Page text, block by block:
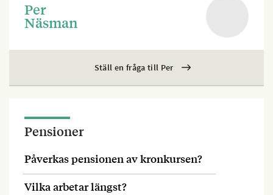
Per
Näsman
Ställ en fråga till Per
Pensioner
Påverkas pensionen av kronkursen?
Vilka arbetar längst?